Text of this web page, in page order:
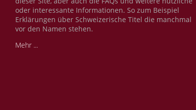
oder interessante Informationen. So zum Beispiel
Erklärungen über Schweizerische Titel die manchmal
vor den Namen stehen.
Mehr ...